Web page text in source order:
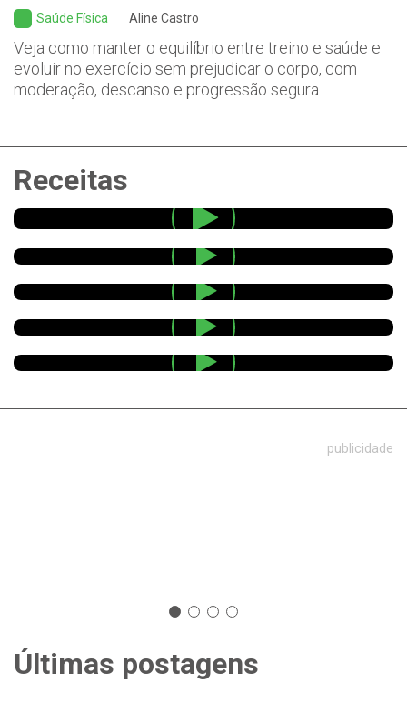
Saúde Física Aline Castro
Veja como manter o equilíbrio entre treino e saúde e
evoluir no exercício sem prejudicar o corpo, com
moderação, descanso e progressão segura.
Receitas
publicidade
Últimas postagens